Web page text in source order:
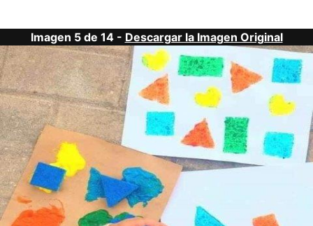
Imagen 5 de 14 - Descargar la Imagen Original